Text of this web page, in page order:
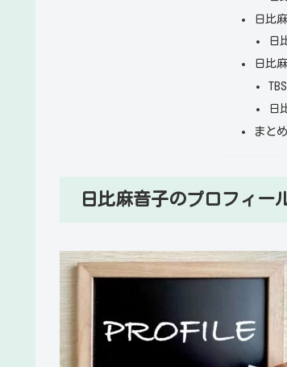
日比
日
日比
日
まとめ
日比麻音子のプロフィー